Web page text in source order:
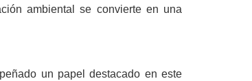
ambiental se convierte en una
un papel destacado en este